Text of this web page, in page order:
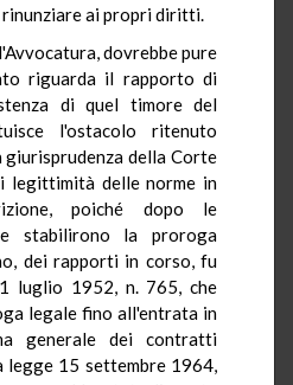
ai propri diritti.
dovrebbe pure
riguarda il rapporto di
di quel timore del
l'ostacolo ritenuto
della Corte
legittimità delle norme in
poiché dopo le
stabilirono la proroga
dei rapporti in corso, fu
luglio 1952, n. 765, che
legale fino all'entrata in
generale dei contratti
legge 15 settembre 1964,